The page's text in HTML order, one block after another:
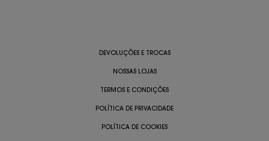
DEVOLUÇÕES E TROCAS
NOSSAS LOJAS
TERMOS E CONDIÇÕES
POLÍTICA DE PRIVACIDADE
POLÍTICA DE COOKIES